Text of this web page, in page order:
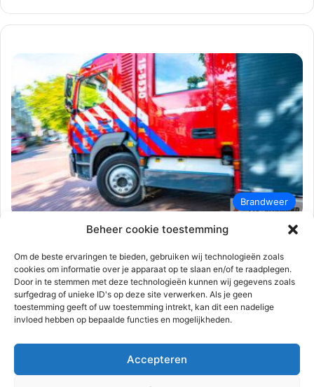
Beheer cookie toestemming
Om de beste ervaringen te bieden, gebruiken wij technologieën zoals
cookies om informatie over je apparaat op te slaan en/of te raadplegen.
Door in te stemmen met deze technologieën kunnen wij gegevens zoals
surfgedrag of unieke ID's op deze site verwerken. Als je geen
toestemming geeft of uw toestemming intrekt, kan dit een nadelige
invloed hebben op bepaalde functies en mogelijkheden.
Accepteren
Brandweer
26 mei 2026 0 121
Politie onderzoek na aanslag bij Jong
Actief Rotterdam | Pretorialaan
Rotterdam
Rotterdam – In de nacht van maandag op dinsdag 26 mei heeft